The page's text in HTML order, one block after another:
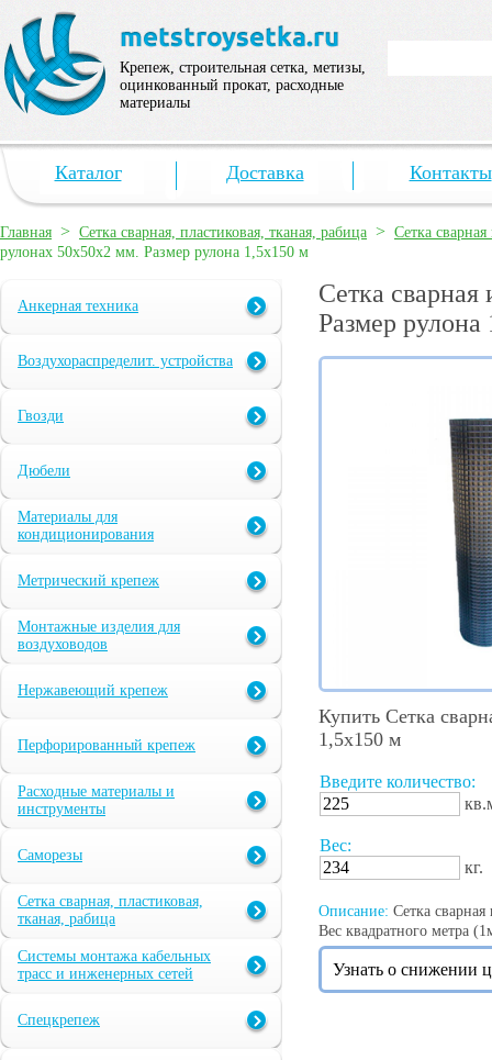
Крепеж, строительная сетка, метизы,
оцинкованный прокат, расходные
материалы
Каталог Доставка Контакты
Главная > Сетка сварная, пластиковая, тканая, рабица > Сетка
рулонах 50х50х2 мм. Размер рулона 1,5х150 м
Анкерная техника
Воздухораспределит. устройства
Гвозди
Дюбели
Материалы для
кондиционирования
Метрический крепеж
Монтажные изделия для
воздуховодов
Нержавеющий крепеж
Перфорированный крепеж
Расходные материалы и
инструменты
Саморезы
Сетка сварная, пластиковая,
тканая, рабица
Системы монтажа кабельных
трасс и инженерных сетей
Спецкрепеж
Сетка
Размер рулона
Купить Сетка
1,5х150 м
Введите количество:
Вес:
кг.
Описание: Сетка
Вес квадратного метра
Узнать о снижении